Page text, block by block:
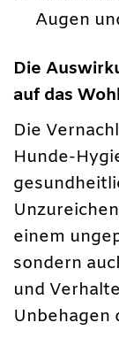
Augen
Die
auf das
Die
Hunde-
einem
sondern
und
Unbehagen